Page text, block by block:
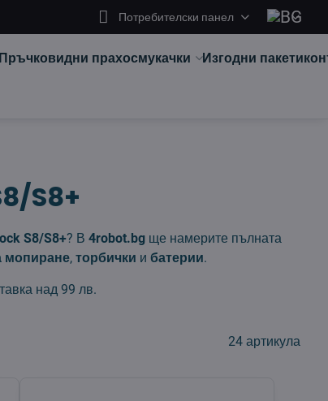
Потребителски панел
прахосмукачки Изгодни пакети
S8+
S8/S8+? В4robot.bg ще намерите пълната
мопиране,торбички ибатерии.
над 99 лв.
24 артикула